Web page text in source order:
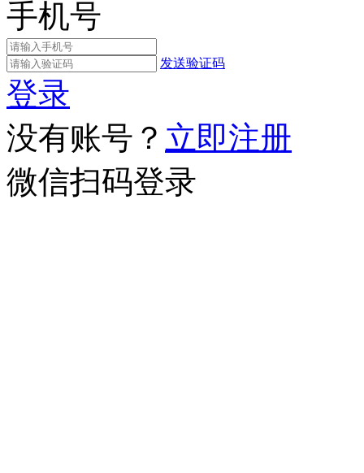
手机号
发送验证码
登录
没有账号？ 立即注册
微信扫码登录